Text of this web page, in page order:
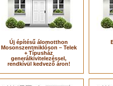
Új építésű álomotthon
Mosonszentmiklóson – Telek
+ Típusház
generálkivitelezéssel,
rendkívül kedvező áron!